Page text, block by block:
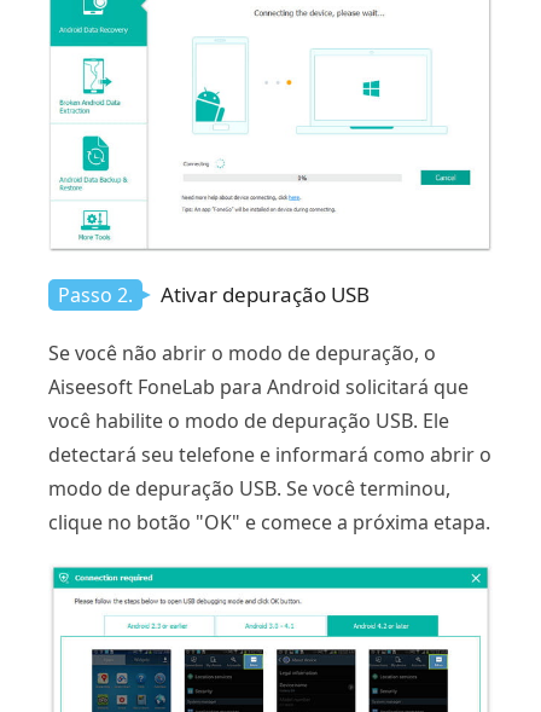
Passo 2. Ativar depuração USB
Se você não abrir o modo de depuração, o
Aiseesoft FoneLab para Android solicitará que
você habilite o modo de depuração USB. Ele
detectará seu telefone e informará como abrir o
modo de depuração USB. Se você terminou,
clique no botão "OK" e comece a próxima etapa.